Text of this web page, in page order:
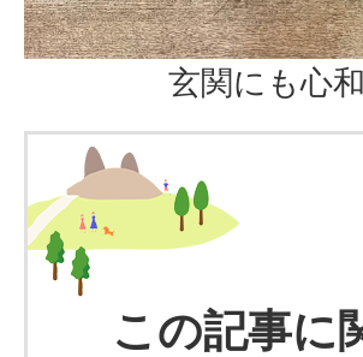
玄関にも心
この記事に